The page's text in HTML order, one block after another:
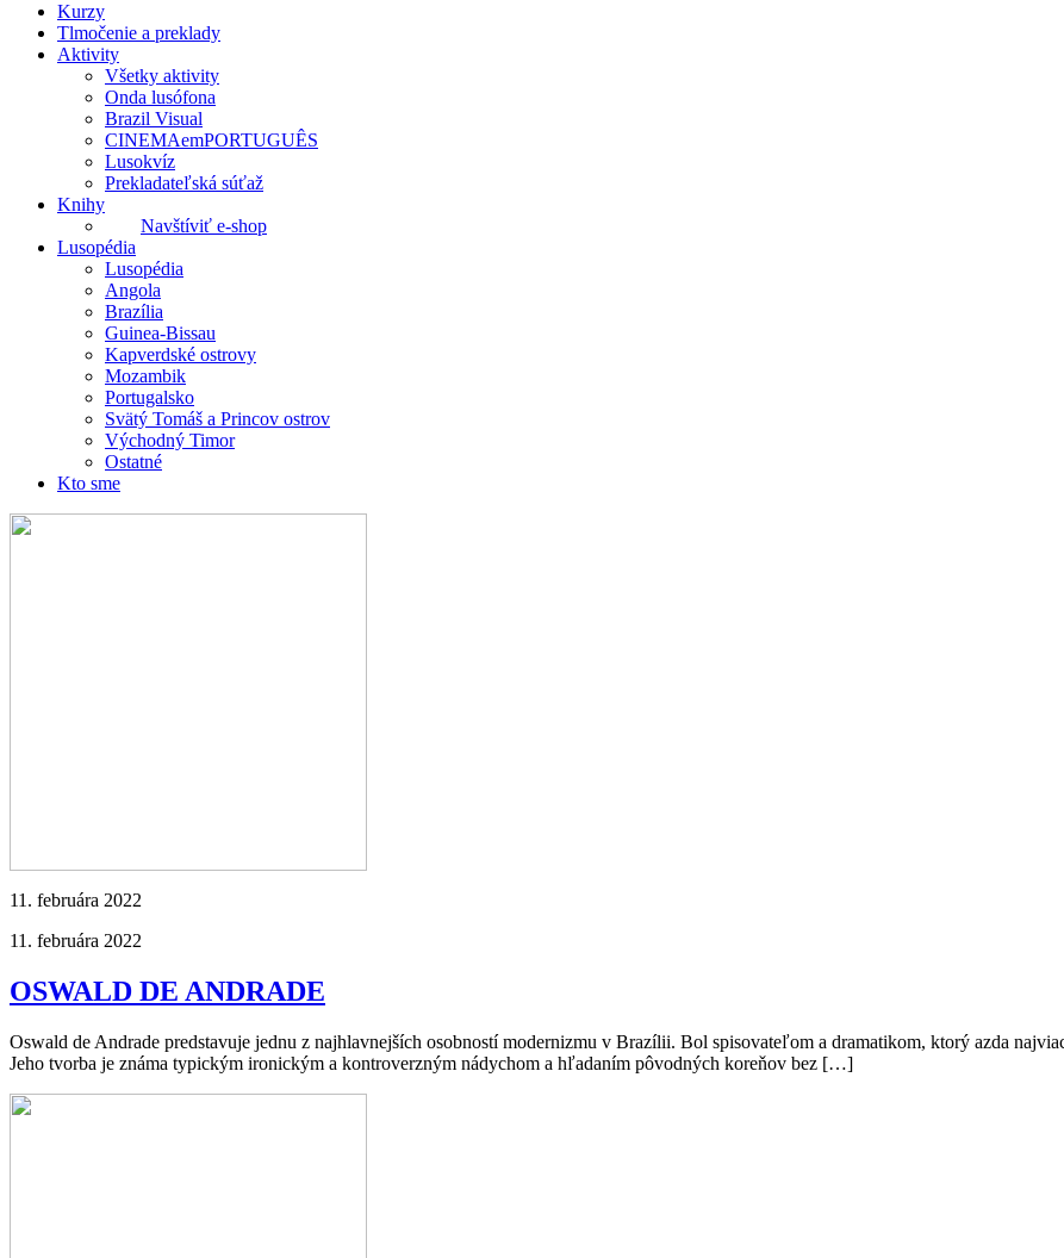
Kurzy
Tlmočenie a preklady
Aktivity
Všetky aktivity
Onda lusófona
Brazil Visual
CINEMAemPORTUGUÊS
Lusokvíz
Prekladateľská súťaž
Knihy
Navštíviť e-shop
Lusopédia
Lusopédia
Angola
Brazília
Guinea-Bissau
Kapverdské ostrovy
Mozambik
Portugalsko
Svätý Tomáš a Princov ostrov
Východný Timor
Ostatné
Kto sme
11. februára 2022
11. februára 2022
OSWALD DE ANDRADE
Oswald de Andrade predstavuje jednu z najhlavnejších osobností modernizmu v Brazílii. Bol spisovateľom a dramatikom, ktorý azda
Jeho tvorba je známa typickým ironickým a kontroverzným nádychom a hľadaním pôvodných koreňov bez […]